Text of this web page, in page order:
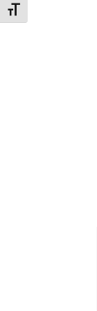
Canvia mida de lletra